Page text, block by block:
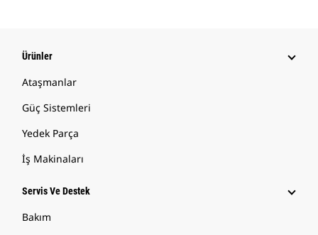
Ürünler
Ataşmanlar
Güç Sistemleri
Yedek Parça
İş Makinaları
Servis Ve Destek
Bakım